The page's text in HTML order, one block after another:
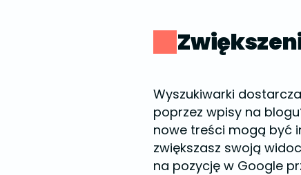
Wyszukiwarki
poprzez wpisy na
nowe treści mogą być
zwiększasz swoją
na pozycję w Google